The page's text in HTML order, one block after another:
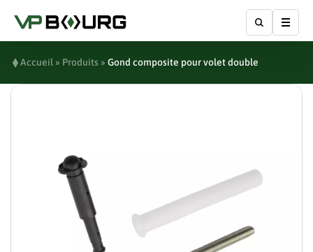
Accueil » Produits » Gond composite pour volet double